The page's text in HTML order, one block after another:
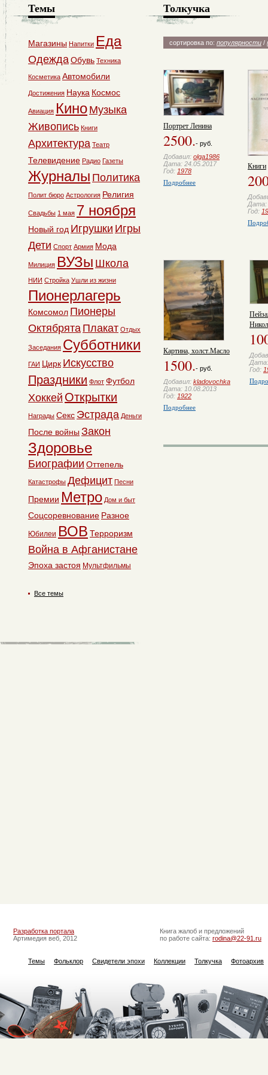
Толкучка
сортировка по: популярности /
Портрет Ленина
2500.- руб.
Добавил: olga1986
Дата: 24.05.2017
Год: 1978
Подробнее
Книги
Дата:
Год:
Картина, холст.Масло
1500.- руб.
Добавил: kladovochka
Дата: 10.08.2013
Год: 1922
Подробнее
Год:
Темы
Магазины Напитки Еда
ОдеждаОбувь Техника
Косметика Автомобили
Достижения Наука Космос
Авиация Кино Музыка
Живопись Книги
Архитектура Театр
Телевидение Радио Газеты
Журналы Политика
Полит бюро Астрология Религия
Свадьбы 1 мая 7 ноября
Новый год Игрушки Игры
Дети Спорт Армия Мода
Милиция ВУЗы Школа
НИИ Стройка Ушли из жизни
Пионерлагерь
Комсомол Пионеры
Октябрята Плакат Отдых
Заседания Субботники
ГАИ Цирк Искусство
Праздники Флот Футбол
Хоккей Открытки
Награды Секс Эстрада Деньги
После войны Закон
Здоровье
Биографии Оттепель
Катастрофы Дефицит Песни
Премии Метро Дом и быт
Соцсоревнование Разное
Юбилеи ВОВ Терроризм
Война в Афганистане
Эпоха застоя Мультфильмы
Все темы
Разработка портала
Артимедия веб, 2012
Книга жалоб и предложений
по работе сайта: rodina@22-91.ru
Темы Фольклор Свидетели эпохи Коллекции Толкучка Фотоархив